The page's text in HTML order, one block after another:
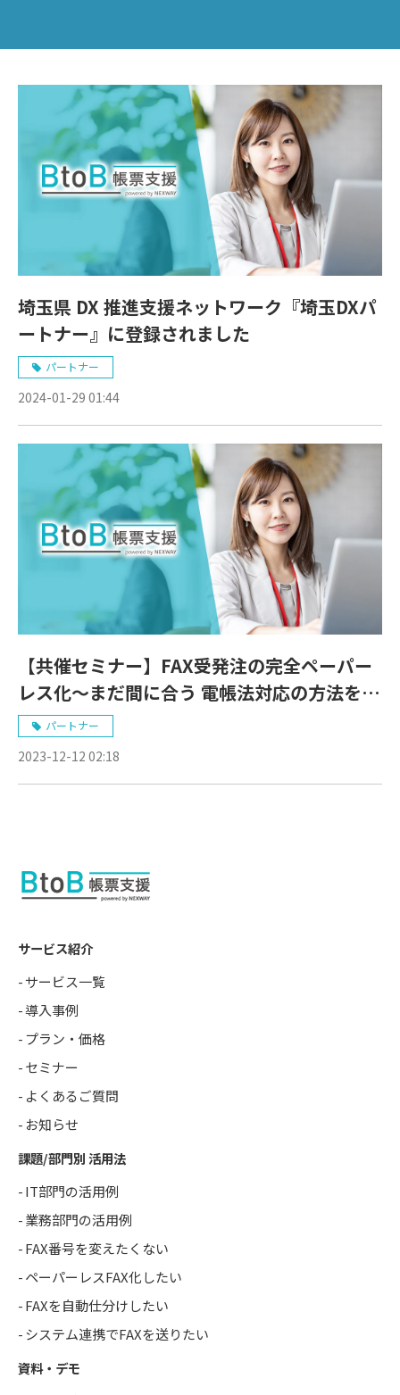
埼玉県 DX 推進支援ネットワーク『埼玉DXパ
ートナー』に登録されました
パートナー
2024-01-29 01:44
【共催セミナー】FAX受発注の完全ペーパー
レス化～まだ間に合う 電帳法対応の方法を解
説｜FNX e-受信FAXサービス
パートナー
2023-12-12 02:18
サービス紹介
サービス一覧
導入事例
プラン・価格
セミナー
よくあるご質問
お知らせ
課題/部門別 活用法
IT部門の活用例
業務部門の活用例
FAX番号を変えたくない
ペーパーレスFAX化したい
FAXを自動仕分けしたい
システム連携でFAXを送りたい
資料・デモ